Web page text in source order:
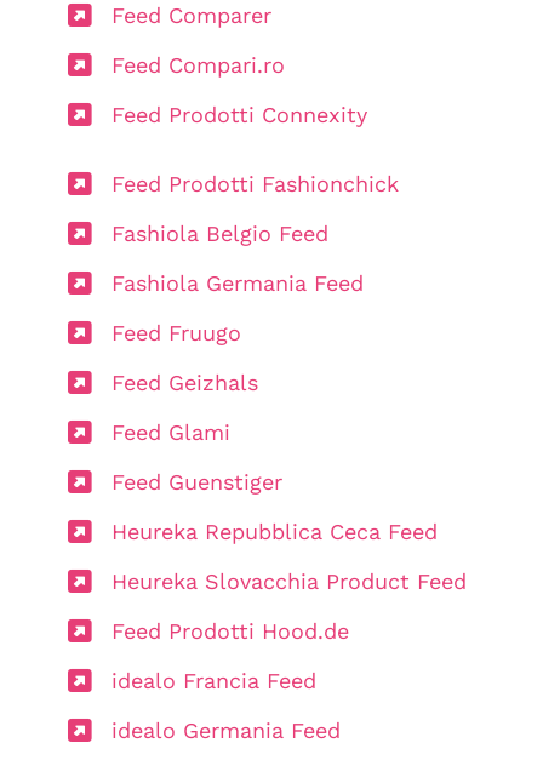
Feed Comparer
Feed Compari.ro
Feed Prodotti Connexity
Feed Prodotti Fashionchick
Fashiola Belgio Feed
Fashiola Germania Feed
Feed Fruugo
Feed Geizhals
Feed Glami
Feed Guenstiger
Heureka Repubblica Ceca Feed
Heureka Slovacchia Product Feed
Feed Prodotti Hood.de
idealo Francia Feed
idealo Germania Feed